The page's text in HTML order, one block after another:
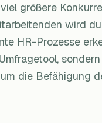
größere
wird
HR-Prozesse
die Befähigung